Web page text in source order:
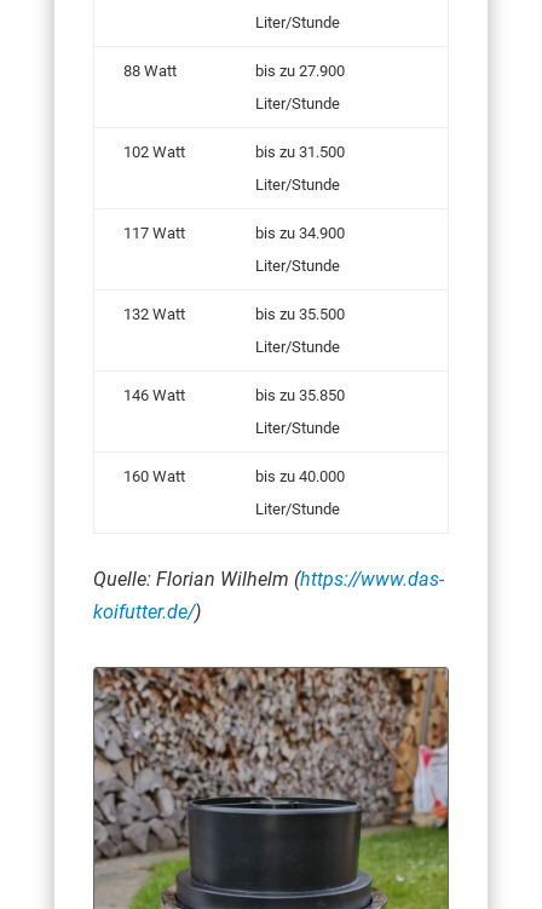
Liter/Stunde
88 Watt
bis zu 27.900
Liter/Stunde
102 Watt
bis zu 31.500
Liter/Stunde
117 Watt
bis zu 34.900
Liter/Stunde
132 Watt
bis zu 35.500
Liter/Stunde
146 Watt
bis zu 35.850
Liter/Stunde
160 Watt
bis zu 40.000
Liter/Stunde
Quelle: Florian Wilhelm (https://www.das-
koifutter.de/)